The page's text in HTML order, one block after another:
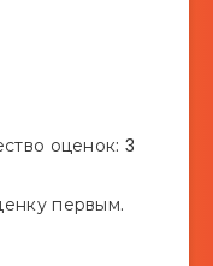
оценок: 3
первым.